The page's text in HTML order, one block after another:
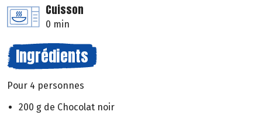
Cuisson
0 min
Ingrédients
Pour 4 personnes
200 g de Chocolat noir